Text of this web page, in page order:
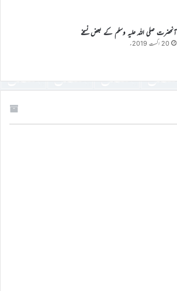
آنحضرت صلی اللہ علیہ وسلم کے بعض نسخے
20 اگست 2019ء